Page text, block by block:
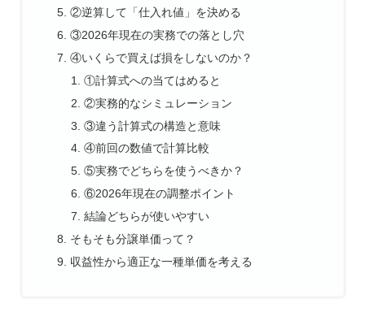
②逆算して「仕入れ値」を決める
③2026年現在の実務での落とし穴
④いくらで買えば損をしないのか？
①計算式への当てはめると
②実務的なシミュレーション
③違う計算式の構造と意味
④前回の数値で計算比較
⑤実務でどちらを使うべきか？
⑥2026年現在の調整ポイント
結論どちらが使いやすい
そもそも分譲単価って？
収益性から適正な一種単価を考える